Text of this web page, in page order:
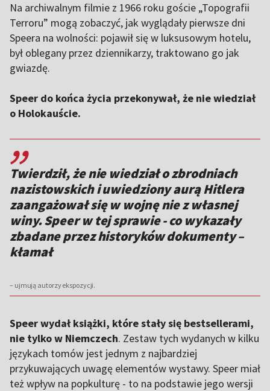
Na archiwalnym filmie z 1966 roku goście „Topografii
Terroru” mogą zobaczyć, jak wyglądały pierwsze dni
Speera na wolności: pojawił się w luksusowym hotelu,
był oblegany przez dziennikarzy, traktowano go jak
gwiazdę.
Speer do końca życia przekonywał, że nie wiedział
o Holokauście.
,,
Twierdził, że nie wiedział o zbrodniach
nazistowskich i uwiedziony aurą Hitlera
zaangażował się w wojnę nie z własnej
winy. Speer w tej sprawie - co wykazały
zbadane przez historyków dokumenty –
kłamał
– ujmują autorzy ekspozycji.
Speer wydał książki, które stały się bestsellerami,
nie tylko w Niemczech. Zestaw tych wydanych w kilku
językach tomów jest jednym z najbardziej
przykuwających uwagę elementów wystawy. Speer miał
też wpływ na popkulturę - to na podstawie jego wersji